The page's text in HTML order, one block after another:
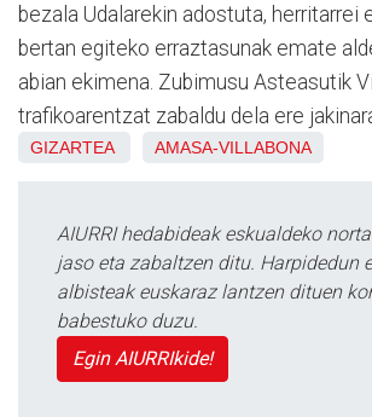
bezala Udalarekin adostuta, herritarrei
bertan egiteko erraztasunak emate
abian ekimena. Zubimusu Asteasutik
trafikoarentzat zabaldu dela ere
GIZARTEA AMASA-VILLABONA
AIURRI hedabideak eskualdeko
jaso eta zabaltzen ditu. Harpidedun
albisteak euskaraz lantzen dituen
babestuko duzu.
Egin AIURRIkide!